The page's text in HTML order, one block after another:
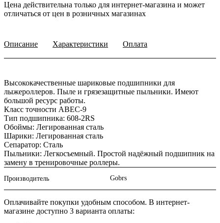
Цена действительна только для интернет-магазина и может
отличаться от цен в розничных магазинах
Описание Характеристики Оплата
Высококачественные шариковые подшипники для
лыжероллеров. Пыле и грязезащитные пыльники. Имеют
большой ресурс работы.
Класс точности ABEC-9
Тип подшипника: 608-2RS
Обоймы: Легированная сталь
Шарики: Легированная сталь
Сепаратор: Сталь
Пыльники: Легкосъемный. Простой надёжный подшипник на
замену в тренировочные роллеры.
Производитель Gobrs
Оплачивайте покупки удобным способом. В интернет-
магазине доступно 3 варианта оплаты: